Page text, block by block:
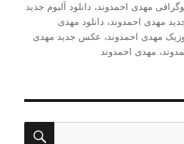
مهدی احمدوند، دانلود آلبوم جدید
مهدی احمدوند، دانلود مهدی
مهدی احمدوند، عکس جدید مهدی
، مهدی احمدوند